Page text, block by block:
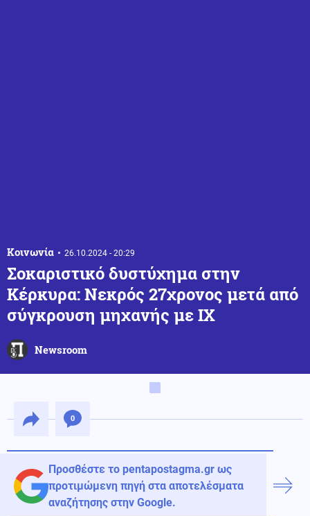
Κοινωνία 26.10.2024 - 20:29
Σοκαριστικό δυστύχημα στην
Κέρκυρα: Νεκρός 27χρονος μετά από
σύγκρουση μηχανής με ΙΧ
Newsroom
0
Προσθέστε το pentapostagma.gr ως
προτιμώμενη πηγή στα αποτελέσματα
αναζήτησης στην Google.